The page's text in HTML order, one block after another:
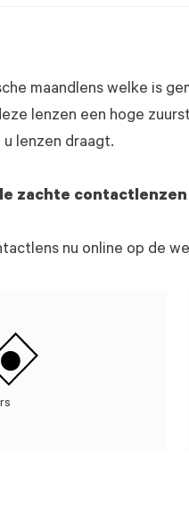
maandlens welke is
lenzen een hoge
lenzen draagt.
zachte contactlenzen
nu online op de